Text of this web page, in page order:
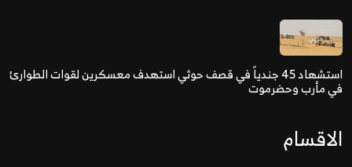
استشهاد 45 جندياً في قصف حوثي استهدف معسكرين لقوات الطوارئ
في مأرب وحضرموت
الاقسام